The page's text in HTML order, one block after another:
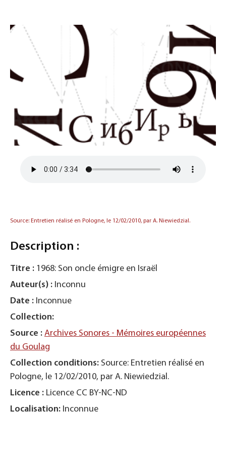
Source: Entretien réalisé en Pologne, le 12/02/2010, par A. Niewiedzial.
Description :
Titre : 1968: Son oncle émigre en Israël
Auteur(s) : Inconnu
Date : Inconnue
Collection:
Source : Archives Sonores - Mémoires européennes
du Goulag
Collection conditions: Source: Entretien réalisé en
Pologne, le 12/02/2010, par A. Niewiedzial.
Licence : Licence CC BY-NC-ND
Localisation: Inconnue